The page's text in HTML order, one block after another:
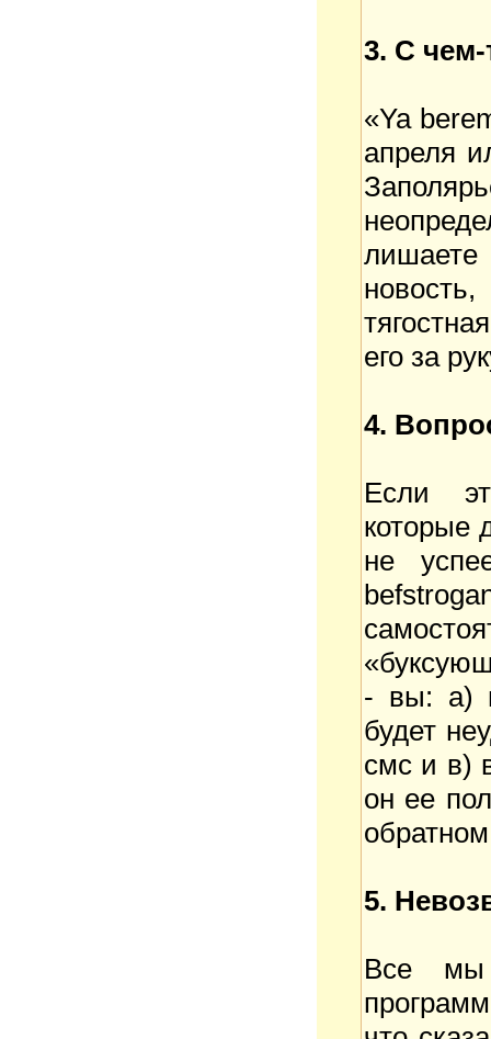
3. С
«Ya
апреля
лишаете
его за
4.
Если
которые
не
- вы: а)
будет
смс и в)
он ее
5.
Все мы